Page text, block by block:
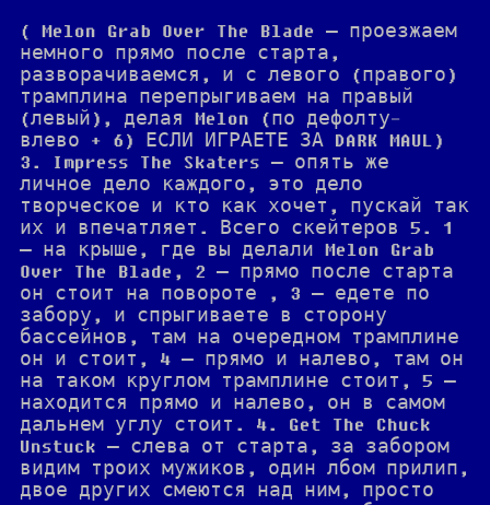
( Melon Grab Over The Blade — проезжаем
немного прямо после старта,
разворачиваемся, и с левого (правого)
трамплина перепрыгиваем на правый
(левый), делая Melon (по дефолту-
влево + 6) ЕСЛИ ИГРАЕТЕ ЗА DARK MAUL)
3. Impress The Skaters — опять же
личное дело каждого, это дело
творческое и кто как хочет, пускай так
их и впечатляет. Всего скейтеров 5. 1
— на крыше, где вы делали Melon Grab
Over The Blade, 2 — прямо после старта
он стоит на повороте , 3 — едете по
забору, и спрыгиваете в сторону
бассейнов, там на очередном трамплине
он и стоит, 4 — прямо и налево, там он
на таком круглом трамплине стоит, 5 —
находится прямо и налево, он в самом
дальнем углу стоит. 4. Get The Chuck
Unstuck — слева от старта, за забором
видим троих мужиков, один лбом прилип,
двое других смеются над ним, просто